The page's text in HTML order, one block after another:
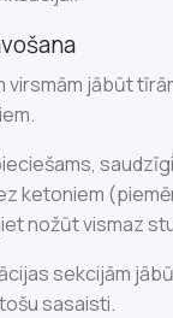
virsmām jābūt
ketoniem
nožūt vismaz
sekcijām
sasaisti.